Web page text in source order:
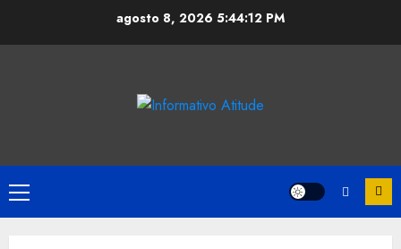
agosto 8, 2026 5:44:12 PM
Primary
Menu